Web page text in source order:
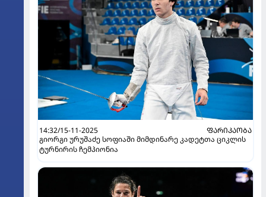
14:32/15-11-2025
ᲤᲐᲠᲘᲙᲐᲝᲑᲐ
გიორგი ურუშაძე სოფიაში მიმდინარე კადეტთა ციკლის
ტურნირის ჩემპიონია